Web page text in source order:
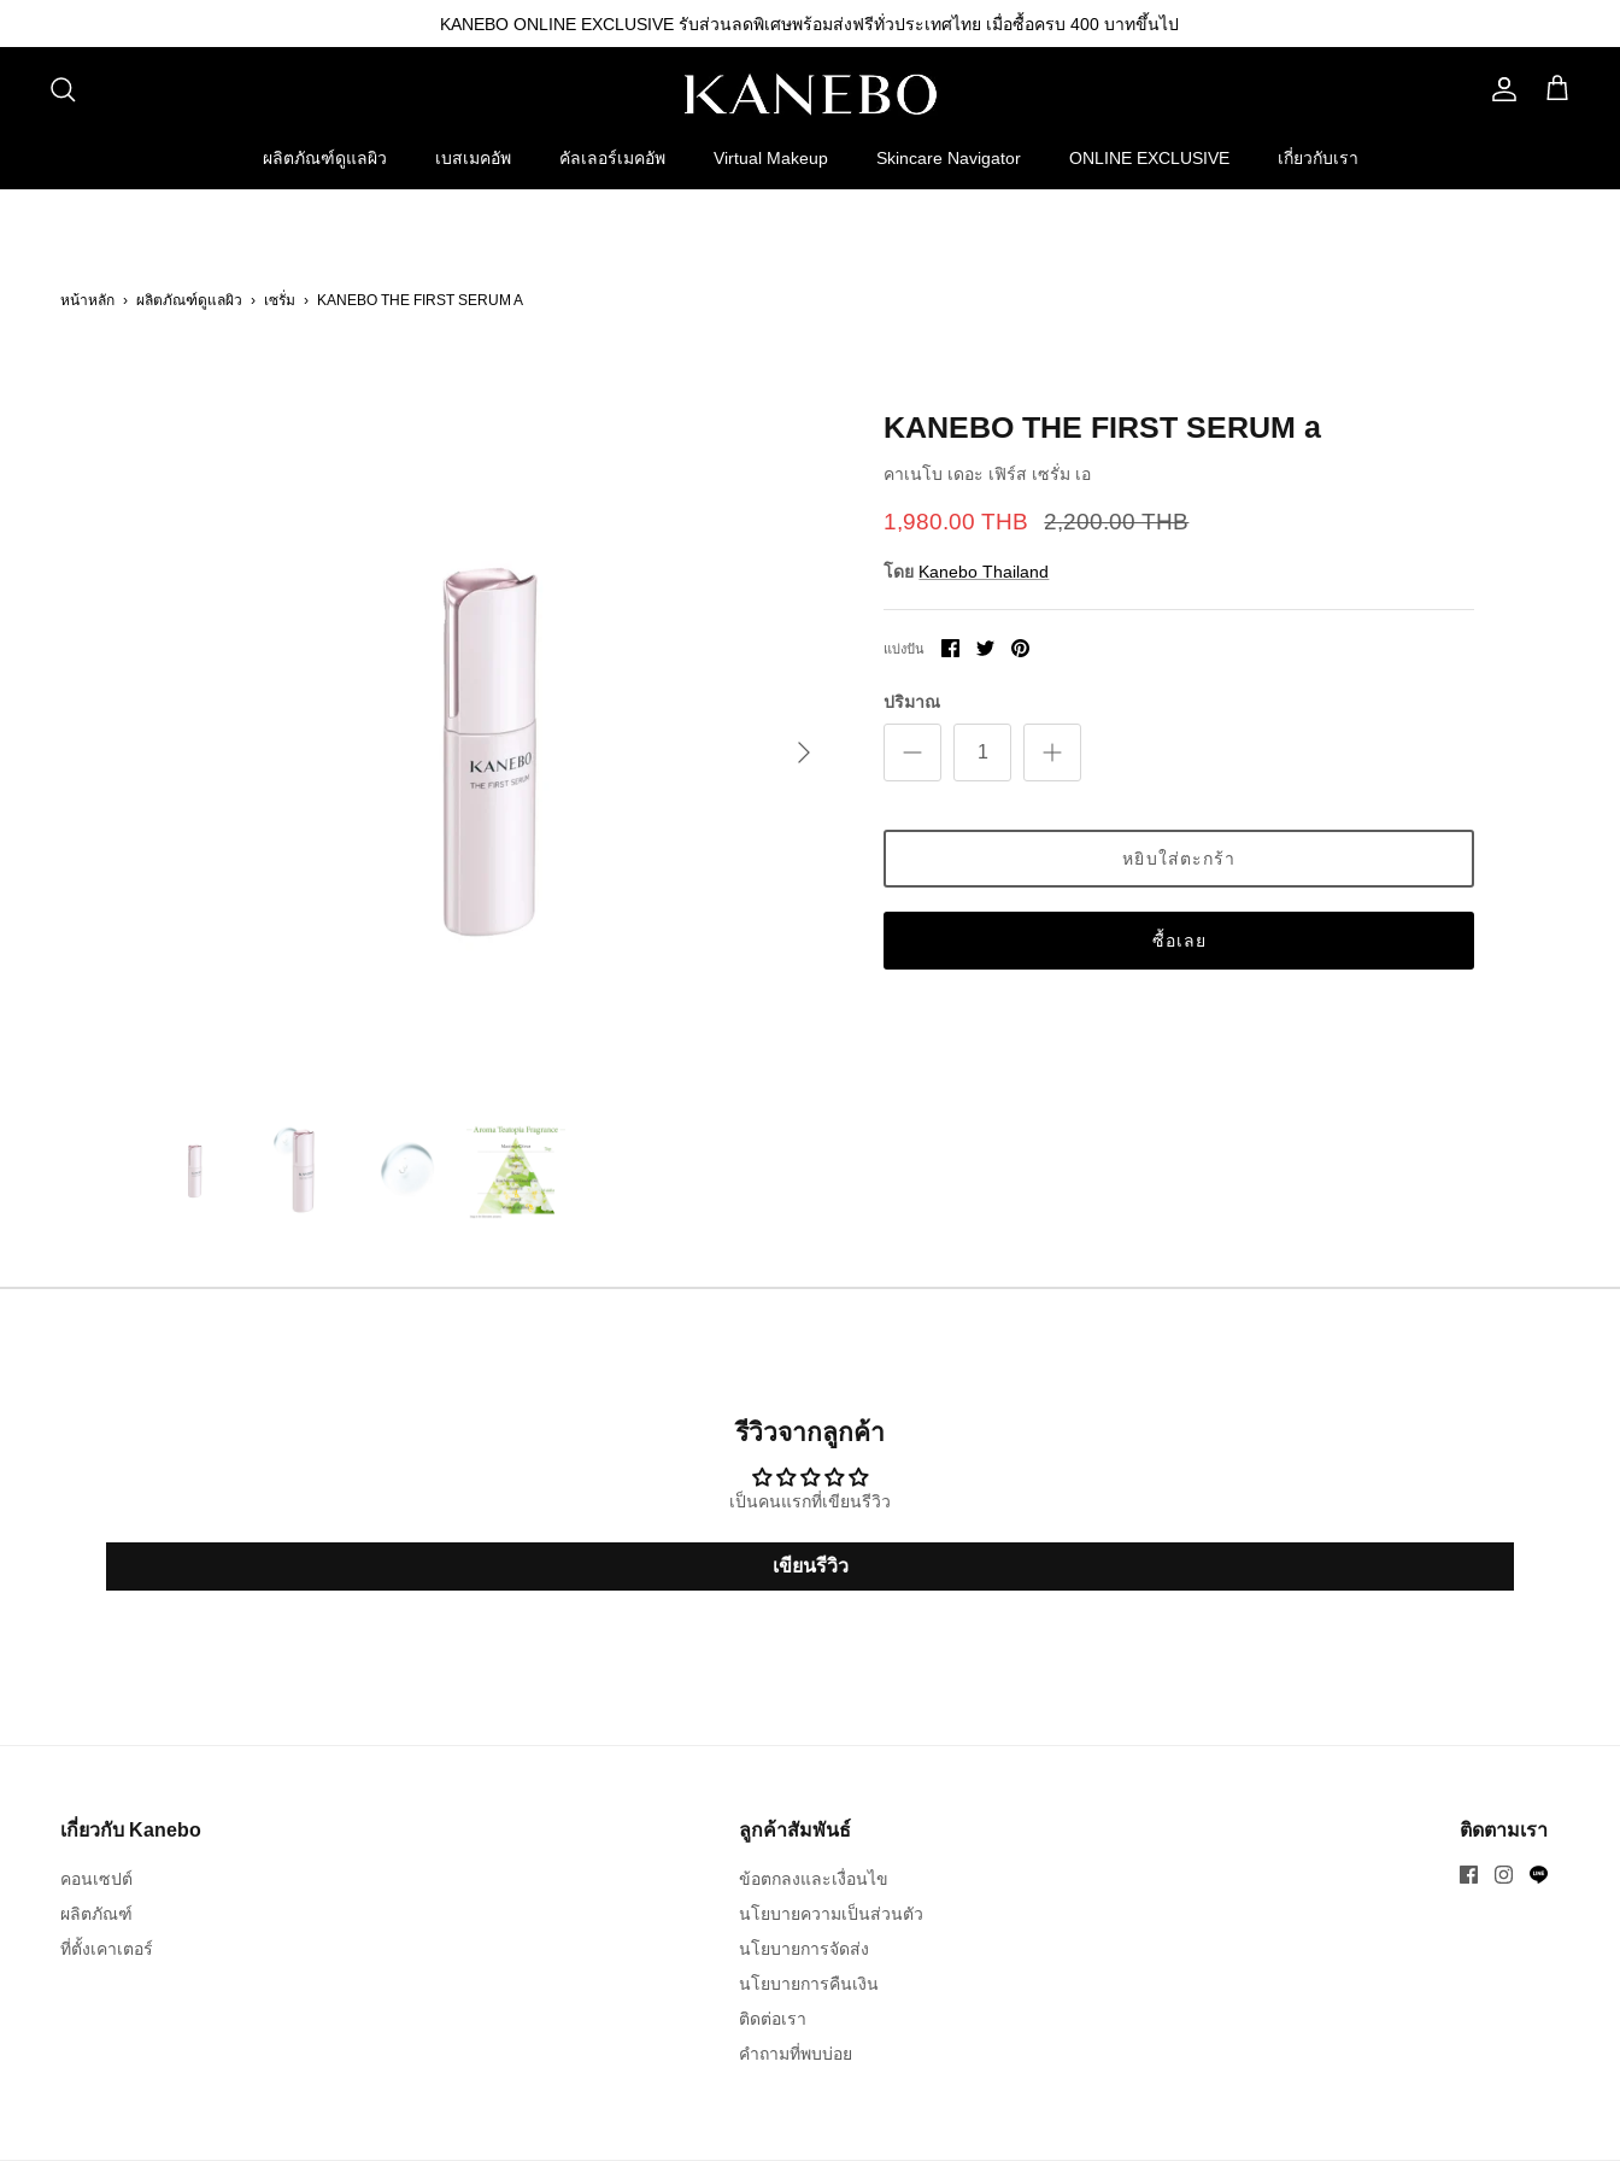
KANEBO ONLINE EXCLUSIVE รับส่วนลดพิเศษพร้อมส่งฟรีทั่วประเทศไทย เมื่อซื้อครบ 400 บาทขึ้นไป
รถ
ผลิตภัณฑ์ดูแลผิว เบสเมคอัพ คัลเลอร์เมคอัพ Virtual Makeup Skincare Navigator ONLINE EXCLUSIVE เกี่ยวกับเรา
หน้าหลัก › ผลิตภัณฑ์ดูแลผิว › เซรั่ม › KANEBO THE FIRST SERUM A
KANEBO THE FIRST SERUM a
คาเนโบ เดอะ เฟิร์ส เซรั่ม เอ
1,980.00 THB 2,200.00 THB
โดย Kanebo Thailand
แบ่งปัน
แบ่ง แบ่ง ขา
ปริมาณ
หยิบใส่ตะกร้า
ซื้อเลย
รีวิวจากลูกค้า
เป็นคนแรกที่เขียนรีวิว
เขียนรีวิว
เกี่ยวกับ Kanebo
คอนเซปต์
ผลิตภัณฑ์
ที่ตั้งเคาเตอร์
ลูกค้าสัมพันธ์
ข้อตกลงและเงื่อนไข
นโยบายความเป็นส่วนตัว
นโยบายการจัดส่ง
นโยบายการคืนเงิน
ติดต่อเรา
คำถามที่พบบ่อย
ติดตามเรา